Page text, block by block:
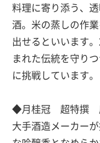
料理に寄り添う、
酒。米の蒸しの作
出せるといいます
まれた伝統を守り
に挑戦しています。
◆月桂冠 超特撰
大手酒造メーカー